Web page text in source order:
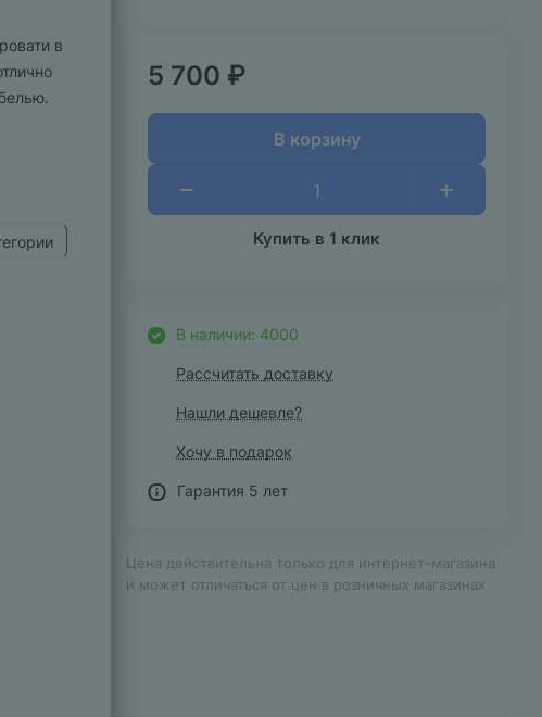
в
5 700 ₽
В корзину
Купить в 1 клик
В наличии: 4000
Рассчитать доставку
Нашли дешевле?
Хочу в подарок
Гарантия 5 лет
Цена действительна только для интернет-магазина
и может отличаться от цен в розничных магазинах